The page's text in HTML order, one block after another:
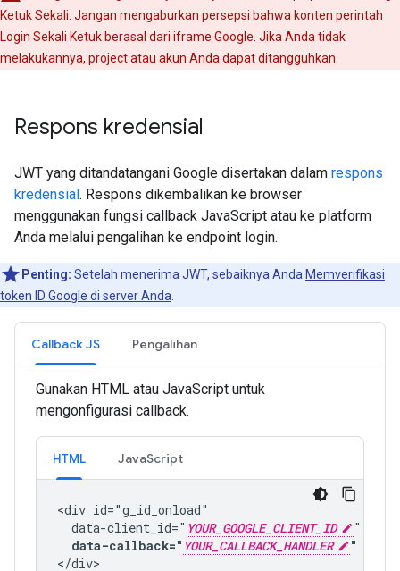
Ketuk Sekali. Jangan mengaburkan persepsi bahwa konten perintah
Login Sekali Ketuk berasal dari iframe Google. Jika Anda tidak
melakukannya, project atau akun Anda dapat ditangguhkan.
Respons kredensial
JWT yang ditandatangani Google disertakan dalam respons
kredensial. Respons dikembalikan ke browser
menggunakan fungsi callback JavaScript atau ke platform
Anda melalui pengalihan ke endpoint login.
Penting: Setelah menerima JWT, sebaiknya Anda Memverifikasi
token ID Google di server Anda
Callback JS Pengalihan
Gunakan HTML atau JavaScript untuk
mengonfigurasi callback.
HTML JavaScript
<div id="g_id_onload"
  data-client_id="
YOUR_GOOGLE_CLIENT_ID
"
data-callback=" YOUR_CALLBACK_HANDLER
"